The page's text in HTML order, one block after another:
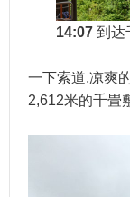
14:07到达
一下索道,凉爽
2,612米的千畳